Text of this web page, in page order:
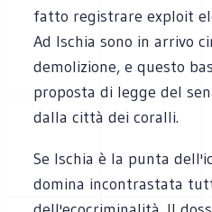
fatto registrare exploit
Ad Ischia sono in arrivo
demolizione, e questo
proposta di legge del
dalla città dei coralli.
Se Ischia è la punta
domina incontrastata